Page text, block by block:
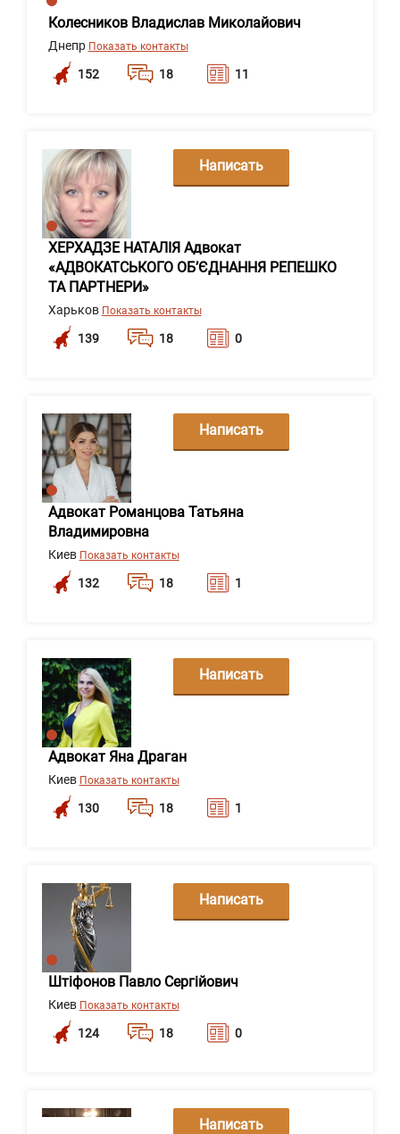
Колесников Владислав Миколайович
Днепр Показать контакты
152 18 11
ХЕРХАДЗЕ НАТАЛІЯ Адвокат
«АДВОКАТСЬКОГО ОБ’ЄДНАННЯ РЕПЕШКО
ТА ПАРТНЕРИ»
Харьков Показать контакты
139 18 0
Написать
Адвокат Романцова Татьяна
Владимировна
Киев Показать контакты
132 18 1
Написать
Адвокат Яна Драган
Киев Показать контакты
130 18 1
Написать
Штіфонов Павло Сергійович
Киев Показать контакты
124 18 0
Написать
Написать